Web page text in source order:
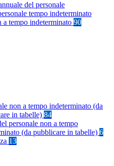
del personale
tempo indeterminato
a tempo indeterminato 90
non a tempo indeterminato (da
in tabelle) 84
personale non a tempo
(da pubblicare in tabelle) 6
13